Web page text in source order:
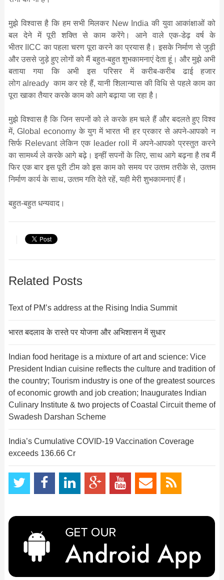
मुझे विश्‍वास है कि हम सभी मिलकर New India की युवा आकांक्षाओं को
बल देने में पूरी शक्ति से काम करेंगे। आने वाले एक-डेढ़ वर्ष के
भीतर IICC का पहला चरण पूरा करने का प्रयास है। इसके निर्माण से जुड़ी
और उससे जुड़े हुए लोगों को मैं बहुत-बहुत शुभकामनाएं देता हूं। और मुझे अभी
बताया गया कि अभी इस परिसर में करीब-करीब ढाई हजार
लोग already काम कर रहे हैं, यानी शिलान्‍यास की विधि से पहले काम का
पूरा खाका तैयार करके काम को आगे बढ़ाया जा रहा है।
मुझे विश्‍वास है कि जिन सपनों को ले करके हम चले हैं और बदलते हुए विश्‍व
में, Global economy के युग में भारत भी हर प्रकार से अपने-आपको न
सिर्फ Relevant लेकिन एक leader roll में अपने-आपको प्रस्‍तुत करने
का सामर्थ्‍य ले करके आगे बढ़े। इन्‍हीं सपनों के लिए, साथ आगे बढ़ना है तब मैं
फिर एक बार इस पूरी टीम को इस काम को समय पर उत्‍तम तरीके से, उत्‍तम
निर्माण कार्य के साथ, उत्‍तम गति देते रहें, यही मेरी शुभकामनाएं हैं।
बहुत-बहुत धन्‍यवाद।
Related Posts
Text of PM’s address at the Rising India Summit
भारत बदलाव के रास्‍ते पर योजना और अभि‍शासन में सुधार
Indian food heritage is a mixture of art and science: Vice
President Indian cuisine reflects the culture and tradition of
the country; Tourism industry is one of the greatest sources
of economic growth and job creation; Inaugurates Indian
Culinary Institute & two projects of Coastal Circuit theme of
Swadesh Darshan Scheme
India’s Cumulative COVID-19 Vaccination Coverage
exceeds 136.66 Cr